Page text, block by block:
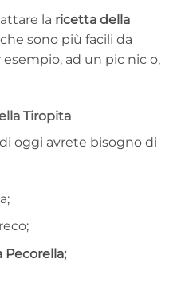
la ricetta della
sono più facili da
ad un pic nic o,
Tiropita
di oggi avrete bisogno di
Pecorella;